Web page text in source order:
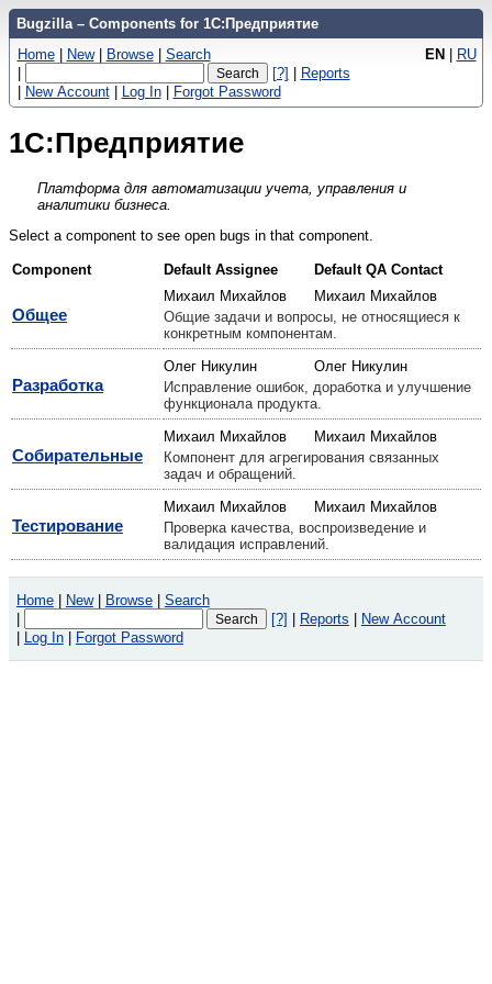
Bugzilla – Components for 1С:Предприятие
EN | RU
Home | New | Browse | Search
|
[?] | Reports
| New Account | Log In | Forgot Password
1С:Предприятие
Платформа для автоматизации учета, управления и
аналитики бизнеса.
Select a component to see open bugs in that component.
Component Default Assignee Default QA Contact
Общее
Михаил Михайлов
Михаил Михайлов
Общие задачи и вопросы, не относящиеся к
конкретным компонентам.
Разработка
Олег Никулин
Олег Никулин
Исправление ошибок, доработка и улучшение
функционала продукта.
Собирательные
Михаил Михайлов
Михаил Михайлов
Компонент для агрегирования связанных
задач и обращений.
Тестирование
Михаил Михайлов
Михаил Михайлов
Проверка качества, воспроизведение и
валидация исправлений.
Home New Browse
Search
[?] Reports
New Account
Log In Forgot Password